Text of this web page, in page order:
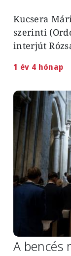
Kucsera
szerinti
interjút
1 év 4 hónap
Image
A bencés